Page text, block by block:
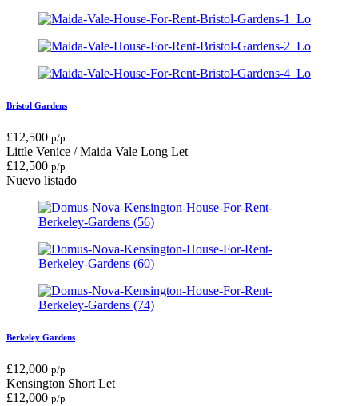
Bristol Gardens
£12,500 p/p
Little Venice / Maida Vale Long Let
£12,500 p/p
Nuevo listado
Berkeley Gardens
£12,000 p/p
Kensington Short Let
£12,000 p/p